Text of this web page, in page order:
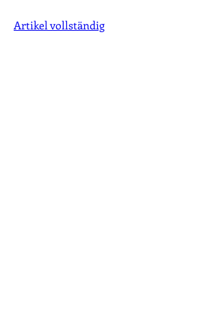
Artikel vollständig